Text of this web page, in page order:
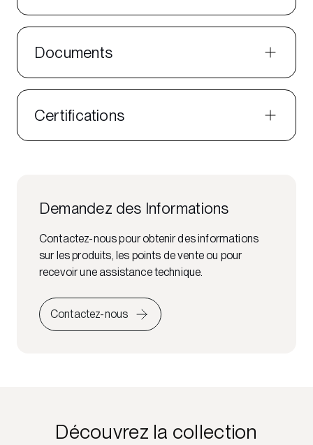
Documents
Certifications
Demandez des Informations
Contactez-nous pour obtenir des informations
sur les produits, les points de vente ou pour
recevoir une assistance technique.
Contactez-nous
Découvrez la collection